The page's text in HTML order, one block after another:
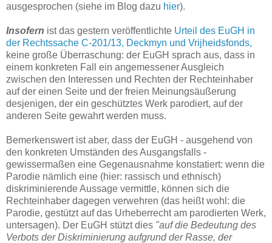
ausgesprochen (siehe im Blog dazu hier).
Insofern ist das gestern veröffentlichte Urteil des EuGH in
der Rechtssache C‑201/13, Deckmyn und Vrijheidsfonds,
keine große Überraschung: der EuGH sprach aus, dass in
einem konkreten Fall ein angemessener Ausgleich
zwischen den Interessen und Rechten der Rechteinhaber
auf der einen Seite und der freien Meinungsäußerung
desjenigen, der ein geschütztes Werk parodiert, auf der
anderen Seite gewahrt werden muss.
Bemerkenswert ist aber, dass der EuGH - ausgehend von
den konkreten Umständen des Ausgangsfalls -
gewissermaßen eine Gegenausnahme konstatiert: wenn die
Parodie nämlich eine (hier: rassisch und ethnisch)
diskriminierende Aussage vermittle, können sich die
Rechteinhaber dagegen verwehren (das heißt wohl: die
Parodie, gestützt auf das Urheberrecht am parodierten Werk,
untersagen). Der EuGH stützt dies "auf die Bedeutung des
Verbots der Diskriminierung aufgrund der Rasse, der